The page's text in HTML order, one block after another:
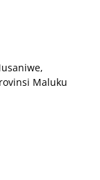
Maluku